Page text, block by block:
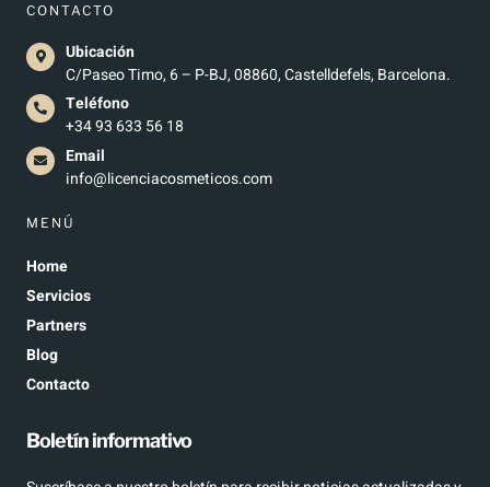
CONTACTO
Ubicación
C/Paseo Timo, 6 – P-BJ, 08860, Castelldefels, Barcelona.
Teléfono
+34 93 633 56 18
Email
info@licenciacosmeticos.com
MENÚ
Home
Servicios
Partners
Blog
Contacto
Boletín informativo